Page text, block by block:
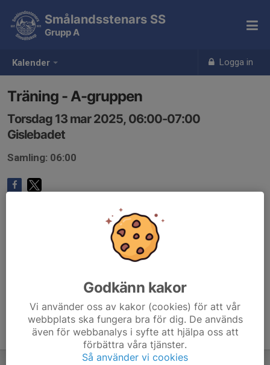
Kalender Logga in
Smålandsstenars SS
Grupp A
Träning - A-gruppen
Torsdag 13 mar 2025, 06:00-07:00
Gislebadet
Samling: 06:00
Godkänn kakor
Vi använder oss av kakor (cookies) för att vår
webbplats ska fungera bra för dig. De används
även för webbanalys i syfte att hjälpa oss att
förbättra våra tjänster.
Så använder vi cookies